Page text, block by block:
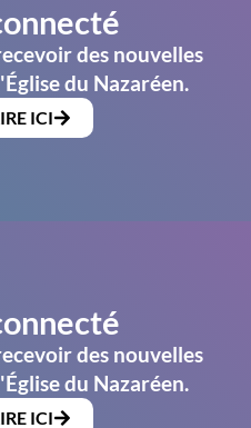
des nouvelles
du Nazaréen.
ICI
des nouvelles
du Nazaréen.
ICI